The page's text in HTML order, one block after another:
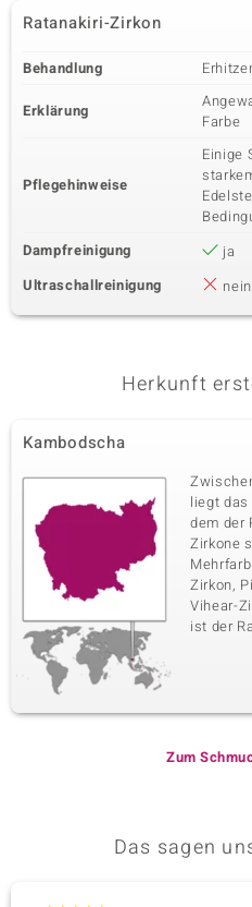
0,053 ct
Krappenfassung
Zirkon
Fassung
Krappenfassung
0,011 ct
Fassung
Krappenfassung
Ratanakiri-Zirkon
Behandlung
Erklärung
Farbe
Pflegehinweise
Einige
Dampfreinigung
ja
Ultraschallreinigung
nein
Herkunft
Kambodscha
liegt das
dem der
Zirkone
Zirkon,
Vihear-
ist der
Zum
Das sagen